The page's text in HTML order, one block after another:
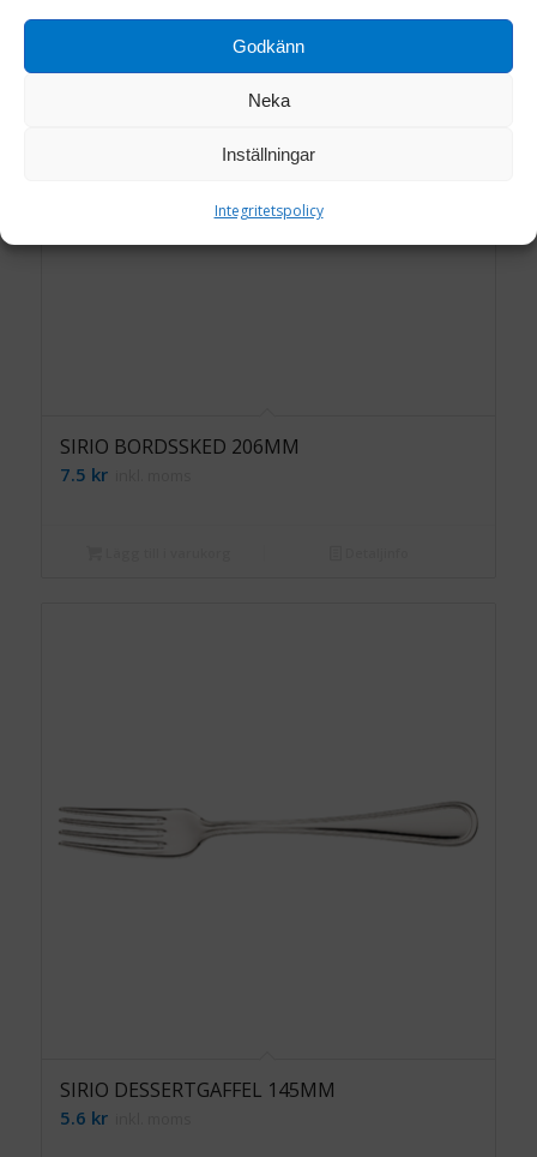
Godkänn
Neka
Inställningar
Integritetspolicy
SIRIO BORDSSKED 206MM
7.5 krinkl. moms
SIRIO DESSERTGAFFEL 145MM
5.6 krinkl. moms